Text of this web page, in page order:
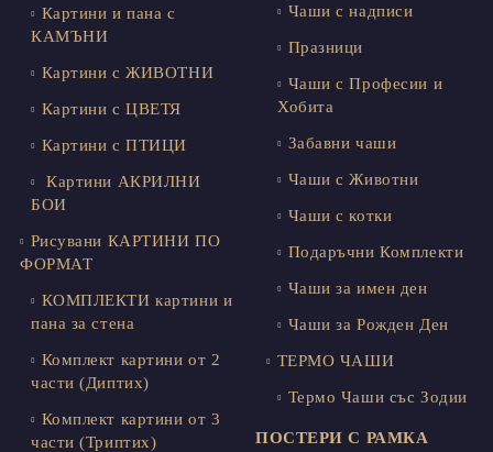
Картини и пана с
КАМЪНИ
Картини с ЖИВОТНИ
Картини с ЦВЕТЯ
Картини с ПТИЦИ
Картини АКРИЛНИ
БОИ
Рисувани КАРТИНИ ПО
ФОРМАТ
КОМПЛЕКТИ картини и
пана за стена
Комплект картини от 2
части (Диптих)
Комплект картини от 3
части (Триптих)
Чаши с надписи
Празници
Чаши с Професии и
Хобита
Забавни чаши
Чаши с Животни
Чаши с котки
Подаръчни Комплекти
Чаши за имен ден
Чаши за Рожден Ден
ТЕРМО ЧАШИ
Термо Чаши със Зодии
ПОСТЕРИ С РАМКА